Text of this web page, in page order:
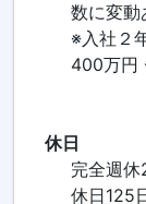
数に変動
※入社２
400万円
休日
完全週
休日125